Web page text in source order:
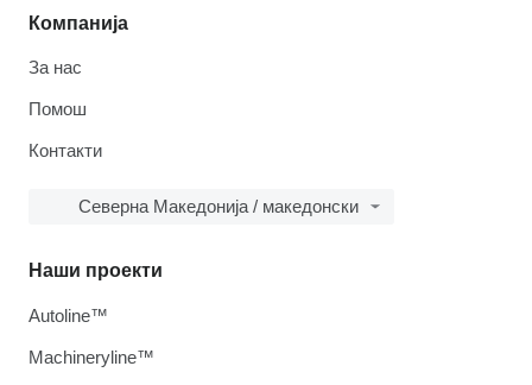
Компанија
За нас
Помош
Контакти
Северна Македонија / македонски
Наши проекти
Autoline™
Machineryline™